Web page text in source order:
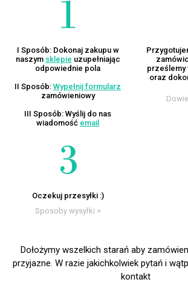
I Sposób: Dokonaj zakupu w
naszym sklepie uzupełniając
odpowiednie pola
II Sposób: Wypełnij formularz
zamówieniowy
III Sposób: Wyślij do nas
wiadomość email
prześlemy
oraz
Oczekuj przesyłki :)
Sposoby wysyłki >
Dołożymy wszelkich starań aby
przyjazne. W razie jakichkolwiek pytań i
kontakt